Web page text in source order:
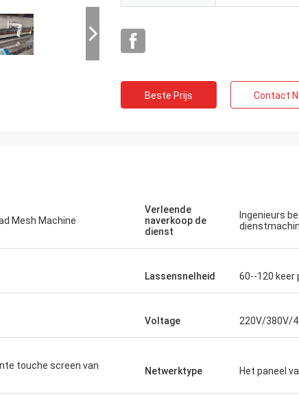
Beste Prijs Contact
Mesh Machine
Verleende
naverkoop de
dienst
Ingenieurs
Lassensnelheid 60--120 keer
Voltage 220V/380V/
touche screen van
Netwerktype Het paneel